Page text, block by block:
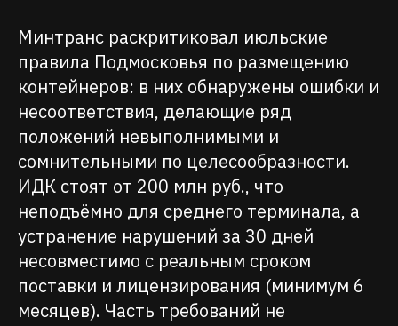
Минтранс раскритиковал июльские
правила Подмосковья по размещению
контейнеров: в них обнаружены ошибки и
несоответствия, делающие ряд
положений невыполнимыми и
сомнительными по целесообразности.
ИДК стоят от 200 млн руб., что
неподъёмно для среднего терминала, а
устранение нарушений за 30 дней
несовместимо с реальным сроком
поставки и лицензирования (минимум 6
месяцев). Часть требований не